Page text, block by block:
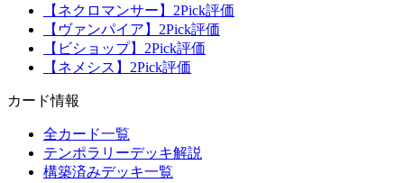
【ネクロマンサー】2Pick評価
【ヴァンパイア】2Pick評価
【ビショップ】2Pick評価
【ネメシス】2Pick評価
カード情報
全カード一覧
テンポラリーデッキ解説
構築済みデッキ一覧